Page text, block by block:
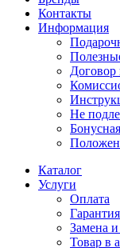
Контакты
Информация
Не
Каталог
Услуги
Оплата
Гарантия
Замена и
Товар в